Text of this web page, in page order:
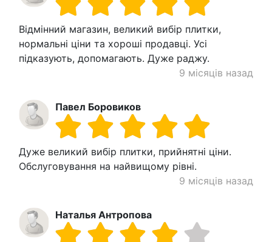
Відмінний магазин, великий вибір плитки,
нормальні ціни та хороші продавці. Усі
підказують, допомагають. Дуже раджу.
9 місяців назад
Павел Боровиков
Дуже великий вибір плитки, прийнятні ціни.
Обслуговування на найвищому рівні.
9 місяців назад
Наталья Антропова